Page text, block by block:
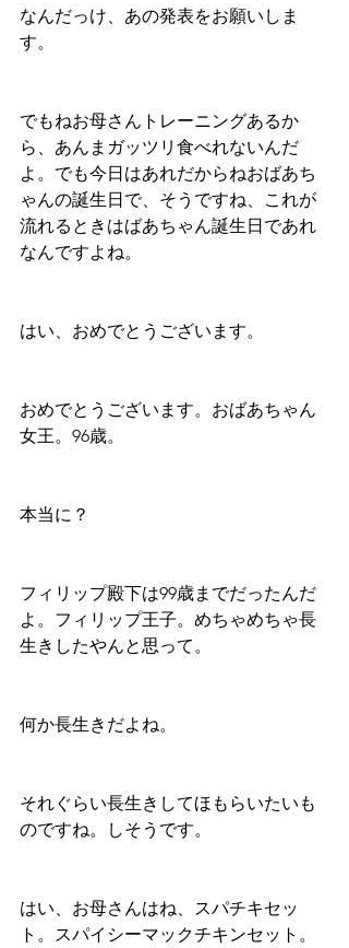
なんだっけ、あの発表をお願いしま
す。
でもねお母さんトレーニングあるか
ら、あんまガッツリ食べれないんだ
よ。でも今日はあれだからねおばあち
ゃんの誕生日で、そうですね、これが
流れるときはばあちゃん誕生日であれ
なんですよね。
はい、おめでとうございます。
おめでとうございます。おばあちゃん
女王。96歳。
本当に？
フィリップ殿下は99歳までだったんだ
よ。フィリップ王子。めちゃめちゃ長
生きしたやんと思って。
何か長生きだよね。
それぐらい長生きしてほもらいたいも
のですね。しそうです。
はい、お母さんはね、スパチキセッ
ト。スパイシーマックチキンセット。